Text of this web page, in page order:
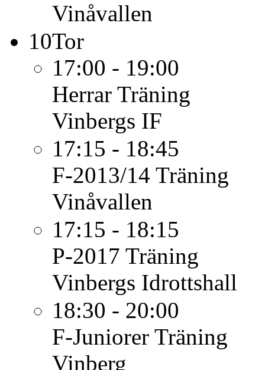
Vinåvallen
10Tor
17:00 - 19:00
Herrar Träning
Vinbergs IF
17:15 - 18:45
F-2013/14 Träning
Vinåvallen
17:15 - 18:15
P-2017 Träning
Vinbergs Idrottshall
18:30 - 20:00
F-Juniorer Träning
Vinberg